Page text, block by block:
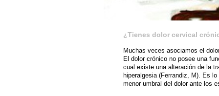
¿Tienes dolor cervical
Muchas veces asociamos el
El dolor crónico no posee una
cual existe una alteración de la
hiperalgesia (Ferrandiz, M). Es
menor umbral del dolor ante los